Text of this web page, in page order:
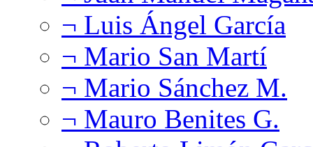
¬ Luis Ángel García
¬ Mario San Martí
¬ Mario Sánchez M.
¬ Mauro Benites G.